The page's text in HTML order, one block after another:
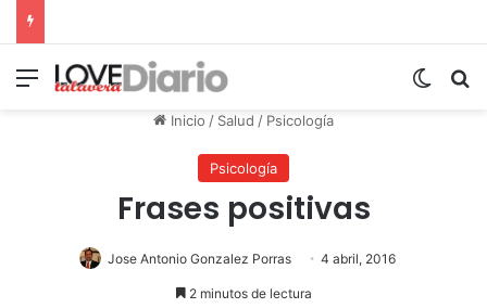
Menú
Inicio / Salud / Psicología
Psicología
Frases positivas
Jose Antonio Gonzalez Porras 4 abril, 2016
2 minutos de lectura